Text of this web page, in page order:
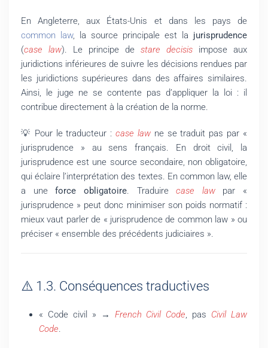
En Angleterre, aux États-Unis et dans les pays de
common law, la source principale est la jurisprudence
(case law). Le principe de stare decisis impose aux
juridictions inférieures de suivre les décisions rendues par
les juridictions supérieures dans des affaires similaires.
Ainsi, le juge ne se contente pas d’appliquer la loi : il
contribue directement à la création de la norme.
💡 Pour le traducteur :case lawne se traduit pas par «
jurisprudence » au sens français. En droit civil, la
jurisprudence est une source secondaire, non obligatoire,
qui éclaire l’interprétation des textes. En common law, elle
a uneforce obligatoire. Traduirecase lawpar «
jurisprudence » peut donc minimiser son poids normatif :
mieux vaut parler de « jurisprudence de common law » ou
préciser « ensemble des précédents judiciaires ».
⚠️ 1.3. Conséquences traductives
« Code civil » → French Civil Code, pas Civil Law
Code.